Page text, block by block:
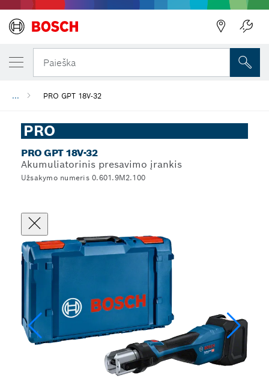
Paieška
... PRO GPT 18V-32
PRO
PRO GPT 18V-32
Akumuliatorinis presavimo įrankis
Užsakymo numeris 0.601.9M2.100